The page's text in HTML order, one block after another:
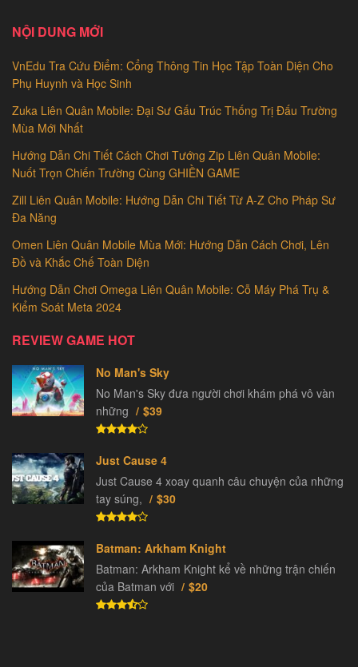
NỘI DUNG MỚI
VnEdu Tra Cứu Điểm: Cổng Thông Tin Học Tập Toàn Diện Cho
Phụ Huynh và Học Sinh
Zuka Liên Quân Mobile: Đại Sư Gấu Trúc Thống Trị Đấu Trường
Mùa Mới Nhất
Hướng Dẫn Chi Tiết Cách Chơi Tướng Zip Liên Quân Mobile:
Nuốt Trọn Chiến Trường Cùng GHIỀN GAME
Zill Liên Quân Mobile: Hướng Dẫn Chi Tiết Từ A-Z Cho Pháp Sư
Đa Năng
Omen Liên Quân Mobile Mùa Mới: Hướng Dẫn Cách Chơi, Lên
Đồ và Khắc Chế Toàn Diện
Hướng Dẫn Chơi Omega Liên Quân Mobile: Cỗ Máy Phá Trụ &
Kiểm Soát Meta 2024
REVIEW GAME HOT
No Man's Sky
No Man's Sky đưa người chơi khám phá vô vàn
những
$39
Just Cause 4
Just Cause 4 xoay quanh câu chuyện của những
tay súng,
$30
Batman: Arkham Knight
Batman: Arkham Knight kể về những trận chiến
của Batman với
$20